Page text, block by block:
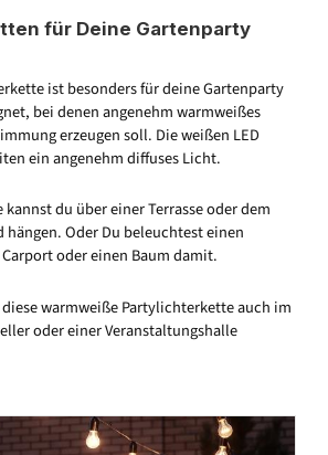
für Deine Gartenparty
ist besonders für deine Gartenparty
bei denen angenehm warmweißes
erzeugen soll. Die weißen LED
ein angenehm diffuses Licht.
du über einer Terrasse oder dem
Oder Du beleuchtest einen
oder einen Baum damit.
warmweiße Partylichterkette auch im
oder einer Veranstaltungshalle